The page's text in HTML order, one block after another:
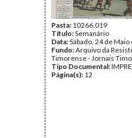
Pasta: 10266.019
Título:Semanário
Data:Sábado, 24 de
Fundo:Arquivo da
Timorense - Jornais
Tipo Documental:
Página(s): 12